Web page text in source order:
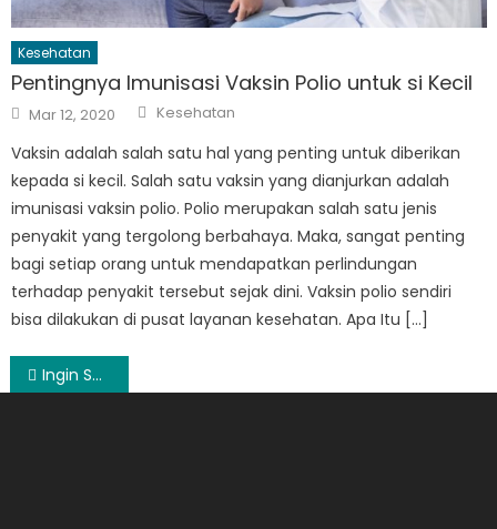
Kesehatan
Pentingnya Imunisasi Vaksin Polio untuk si Kecil
Posted
on
Mar 12, 2020 Author
Kesehatan
Vaksin adalah salah satu hal yang penting untuk diberikan
kepada si kecil. Salah satu vaksin yang dianjurkan adalah
imunisasi vaksin polio. Polio merupakan salah satu jenis
penyakit yang tergolong berbahaya. Maka, sangat penting
bagi setiap orang untuk mendapatkan perlindungan
terhadap penyakit tersebut sejak dini. Vaksin polio sendiri
bisa dilakukan di pusat layanan kesehatan. Apa Itu […]
Post
Ingin Sukses Dirumah? Kenali 4 Bisnis Internet Ini